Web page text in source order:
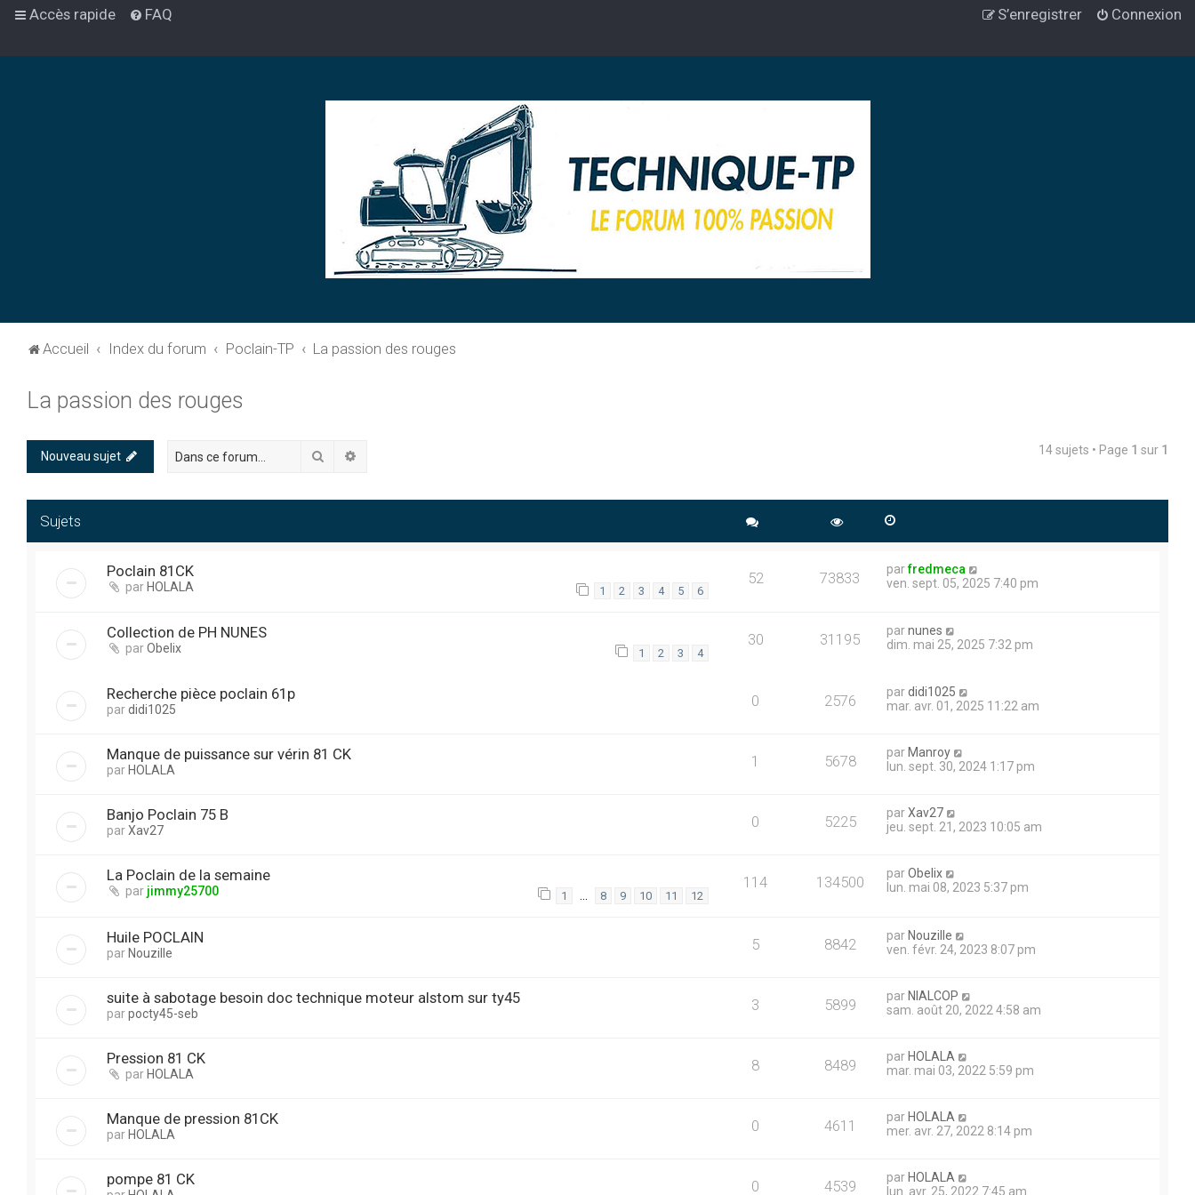
Accès rapide FAQ Connexion
S’enregistrer
Accueil Index du forum Poclain-TP La passion des rouges
La passion des rouges
Nouveau sujet Rechercher 14 sujets • Page 1 sur 1
Sujets
Poclain 81CK
par HOLALA 1 2 3 4 5 6
52 73833 parfredmeca
ven. sept. 05, 2025 7:40 pm
Collection de PH NUNES
parObelix 1 2 3 4
30 31195 parnunes
dim. mai 25, 2025 7:32 pm
Recherche pièce poclain 61p
pardidi1025 0 2576 pardidi1025
mar. avr. 01, 2025 11:22 am
Manque de puissance sur vérin 81 CK
par HOLALA 1 5678 par Manroy
lun. sept. 30, 2024 1:17 pm
Banjo Poclain 75 B
parXav27 0 5225 parXav27
jeu. sept. 21, 2023 10:05 am
La Poclain de la semaine
par jimmy25700 1 8 9 10 11 12
114 134500 parObelix
lun. mai 08, 2023 5:37 pm
Huile POCLAIN
parNouzille 5 8842 parNouzille
ven. févr. 24, 2023 8:07 pm
suite à sabotage besoin doc technique moteur alstom sur ty45
parpocty45-seb 3 5899 parNIALCOP
sam. août 20, 2022 4:58 am
Pression 81 CK
parHOLALA 8 8489 parHOLALA
mar. mai 03, 2022 5:59 pm
Manque de pression 81CK
parHOLALA 0 4611 parHOLALA
mer. avr. 27, 2022 8:14 pm
pompe 81 CK 0 4539 parHOLALA
lun. avr. 25, 2022 7:45 am